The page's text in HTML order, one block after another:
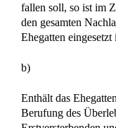
fallen soll, so ist im
den gesamten
Ehegatten eingesetzt
b)
Enthält das
Berufung des